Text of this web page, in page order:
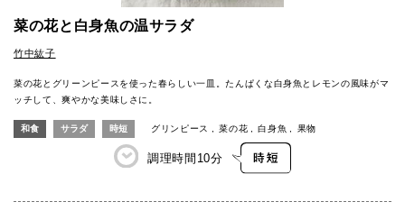
菜の花と白身魚の温サラダ
竹中紘子
菜の花とグリーンピースを使った春らしい一皿。たんぱくな白身魚とレモンの風味がマ
ッチして、爽やかな美味しさに。
和食 サラダ 時短 グリンピース 菜の花 白身魚 果物
調理時間 10分